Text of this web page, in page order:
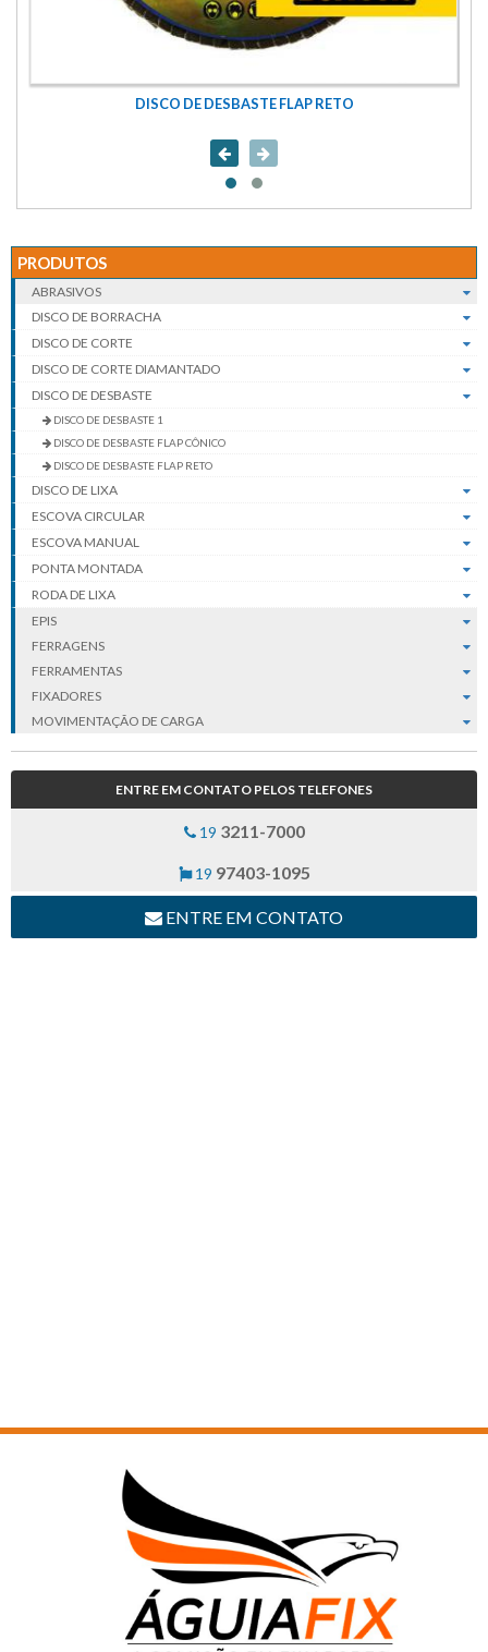
DISCO DE DESBASTE FLAP RETO
PRODUTOS
ABRASIVOS
DISCO DE BORRACHA
DISCO DE CORTE
DISCO DE CORTE DIAMANTADO
DISCO DE DESBASTE
DISCO DE DESBASTE 1
DISCO DE DESBASTE FLAP CÔNICO
DISCO DE DESBASTE FLAP RETO
DISCO DE LIXA
ESCOVA CIRCULAR
ESCOVA MANUAL
PONTA MONTADA
RODA DE LIXA
EPIS
FERRAGENS
FERRAMENTAS
FIXADORES
MOVIMENTAÇÃO DE CARGA
ENTRE EM CONTATO PELOS TELEFONES
19 3211-7000
19 97403-1095
ENTRE EM CONTATO